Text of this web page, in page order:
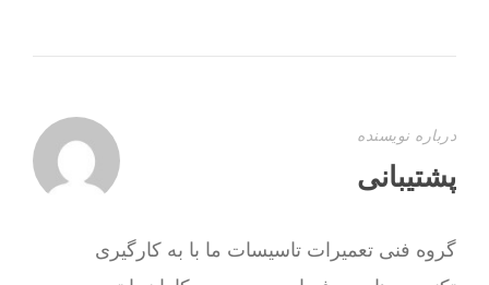
درباره نویسنده
پشتیبانی
گروه فنی تعمیرات تاسیسات ما با به‌ کارگیری